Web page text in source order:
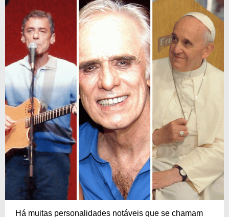
Há muitas personalidades notáveis que se chamam